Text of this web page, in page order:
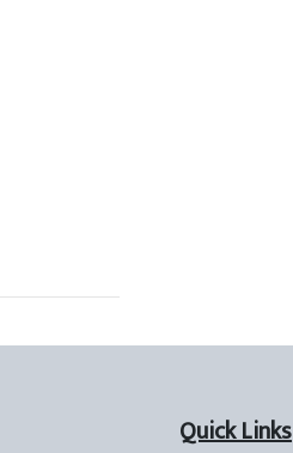
Quick Links